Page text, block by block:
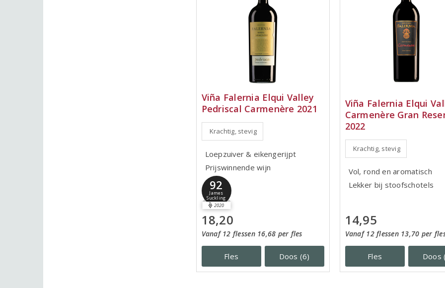
Viña Falernia Elqui Valley
Pedriscal Carmenère 2021
Krachtig, stevig
Loepzuiver & eikengerijpt
Prijswinnende wijn
92
James
Suckling
2020
18,20
Vanaf 12 flessen 16,68 per fles
Fles Doos (6)
Viña Falernia Elqui
Carmenère Gran
2022
Krachtig, stevig
Vol, rond en aromatisch
Lekker bij stoofschotels
14,95
Vanaf 12 flessen 13,70 per
Fles Doos